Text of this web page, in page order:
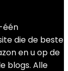
één
die de beste
en u op de
blogs. Alle